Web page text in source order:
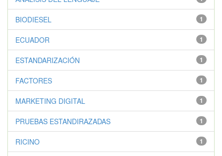
1
BIODIESEL
1
ECUADOR
1
ESTANDARIZACIÓN
1
FACTORES
1
MARKETING DIGITAL
1
PRUEBAS ESTANDIRAZADAS
1
RICINO